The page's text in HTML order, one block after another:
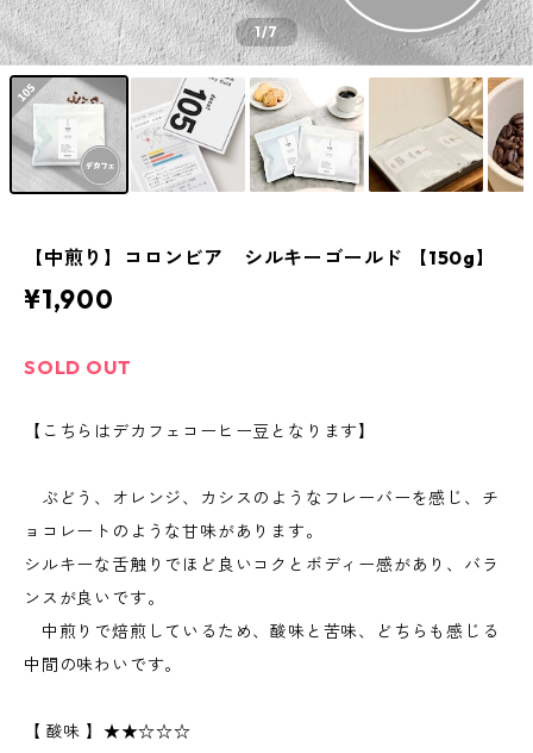
1/7
【中煎り】コロンビア シルキーゴールド 【150g】
¥1,900
SOLD OUT
【こちらはデカフェコーヒー豆となります】
ぶどう、オレンジ、カシスのようなフレーバーを感じ、チ
ョコレートのような甘味があります。
シルキーな舌触りでほど良いコクとボディー感があり、バラ
ンスが良いです。
中煎りで焙煎しているため、酸味と苦味、どちらも感じる
中間の味わいです。
【 酸味 】★★☆☆☆